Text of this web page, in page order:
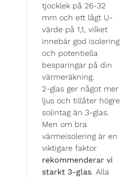
tjocklek på 26-32
mm och ett lågt U-
värde på 1,1, vilket
innebär god isolering
och potentiella
besparingar på din
värmeräkning.
2-glas ger något mer
ljus och tillåter högre
solintag än 3-glas.
Men om bra
värmeisolering är en
viktigare faktor
rekommenderar vi
starkt 3-glas. Alla